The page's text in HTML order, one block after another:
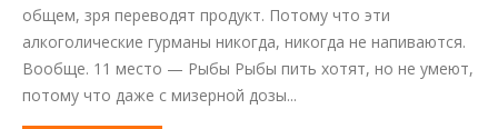
общем, зря переводят продукт. Потому что эти
алкоголические гурманы никогда, никогда не напиваются.
Вообще. 11 место — Рыбы Рыбы пить хотят, но не умеют,
потому что даже с мизерной дозы...